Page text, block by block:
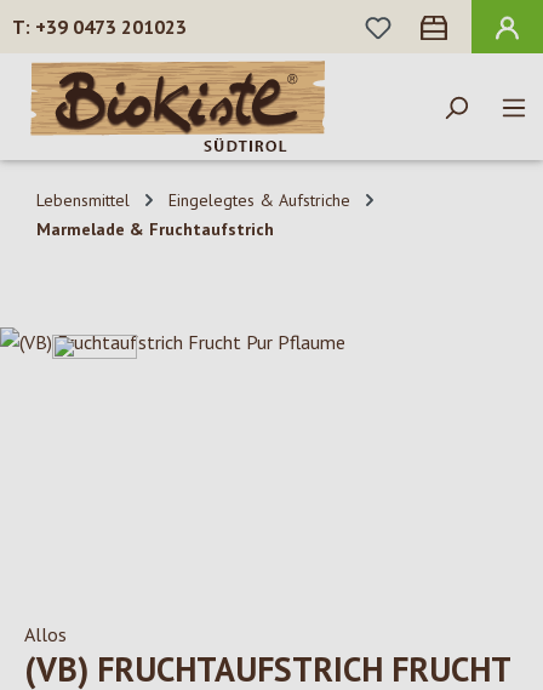
Zum Hauptinhalt springen
+39 0473 201023
DU HAST 0
Lebensmittel
Eingelegtes & Aufstriche
Marmelade & Fruchtaufstrich
Bildergalerie überspringen
Allos
(VB) FRUCHTAUFSTRICH FRUCHT